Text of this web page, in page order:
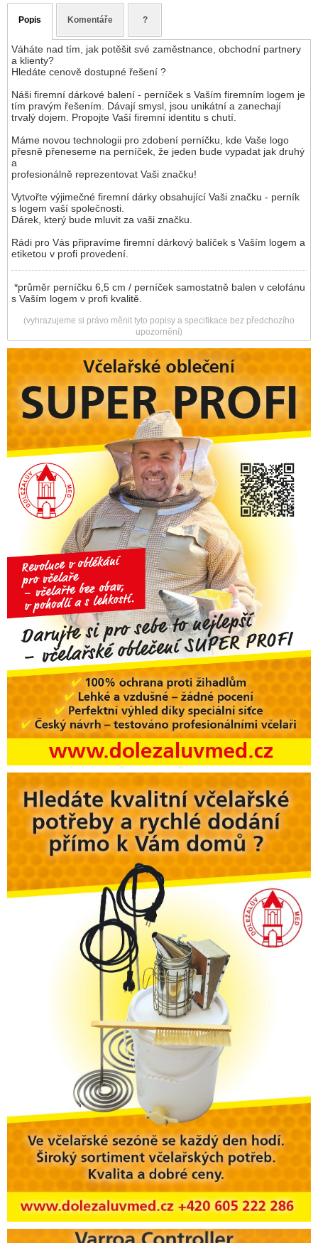
Popis Komentáře ?
Váháte nad tím, jak potěšit své zaměstnance, obchodní partnery
a klienty?
Hledáte cenově dostupné řešení ?
Náši firemní dárkové balení - perníček s Vaším firemním logem je
tím pravým řešením. Dávají smysl, jsou unikátní a zanechají
trvalý dojem. Propojte Vaší firemní identitu s chutí.
Máme novou technologii pro zdobení perníčku, kde Vaše logo
přesně přeneseme na perníček, že jeden bude vypadat jak druhý
a
profesionálně reprezentovat Vaši značku!
Vytvořte výjimečné firemní dárky obsahující Vaši značku - perník
s logem vaší společnosti.
Dárek, který bude mluvit za vaši značku.
Rádi pro Vás připravíme firemní dárkový balíček s Vaším logem a
etiketou v profi provedení.
*průměr perníčku 6,5 cm / perníček samostatně balen v celofánu
s Vaším logem v profi kvalitě.
(vyhrazujeme si právo měnit tyto popisy a specifikace bez předchozího
upozornění)